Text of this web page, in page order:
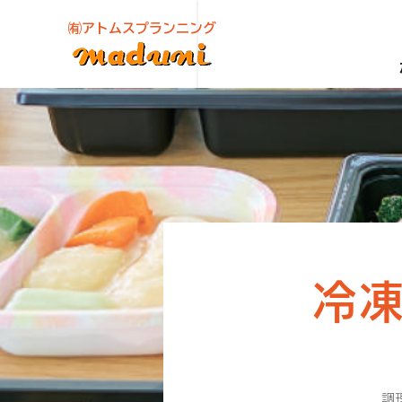
㈲アトムスプランニング
冷
調